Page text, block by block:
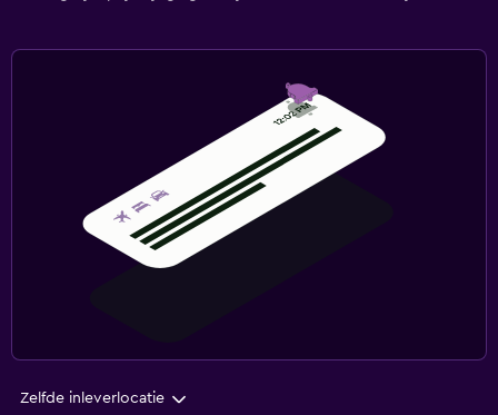
Zelfde inleverlocatie